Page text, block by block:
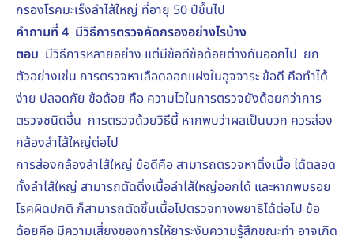
กรองโรคมะเร็งลำไส้ใหญ่ ที่อายุ 50 ปีขึ้นไป
คำถามที่ 4 มีวิธีการตรวจคัดกรองอย่างไรบ้าง
ตอบ มีวิธีการหลายอย่าง แต่มีข้อดีข้อด้อยต่างกันออกไป ยก
ตัวอย่างเช่น การตรวจหาเลือดออกแฝงในอุจจาระ ข้อดี คือทำได้
ง่าย ปลอดภัย ข้อด้อย คือ ความไวในการตรวจยังด้อยกว่าการ
ตรวจชนิดอื่น การตรวจด้วยวิธีนี้ หากพบว่าผลเป็นบวก ควรส่อง
กล้องลำไส้ใหญ่ต่อไป
การส่องกล้องลำไส้ใหญ่ ข้อดีคือ สามารถตรวจหาติ่งเนื้อ ได้ตลอด
ทั้งลำไส้ใหญ่ สามารถตัดติ่งเนื้อลำไส้ใหญ่ออกได้ และหากพบรอย
โรคผิดปกติ ก็สามารถตัดชิ้นเนื้อไปตรวจทางพยาธิได้ต่อไป ข้อ
ด้อยคือ มีความเสี่ยงของการให้ยาระงับความรู้สึกขณะทำ อาจเกิด